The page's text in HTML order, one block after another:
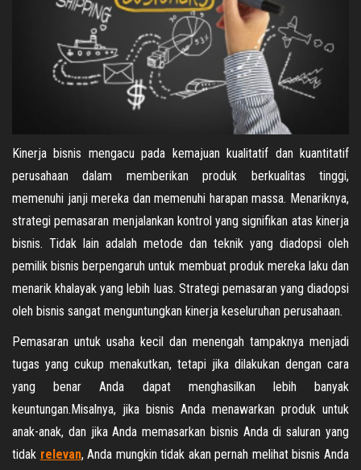
Kinerja bisnis mengacu pada kemajuan kualitatif dan kuantitatif
perusahaan dalam memberikan produk berkualitas tinggi,
memenuhi janji mereka dan memenuhi harapan massa. Menariknya,
strategi pemasaran menjalankan kontrol yang signifikan atas kinerja
bisnis. Tidak lain adalah metode dan teknik yang diadopsi oleh
pemilik bisnis berpengaruh untuk membuat produk mereka laku dan
menarik khalayak yang lebih luas. Strategi pemasaran yang diadopsi
oleh bisnis sangat menguntungkan kinerja keseluruhan perusahaan.
Pemasaran untuk usaha kecil dan menengah tampaknya menjadi
tugas yang cukup menakutkan, tetapi jika dilakukan dengan cara
yang benar Anda dapat menghasilkan lebih banyak
keuntungan.Misalnya, jika bisnis Anda menawarkan produk untuk
anak-anak, dan jika Anda memasarkan bisnis Anda di saluran yang
tidak relevan, Anda mungkin tidak akan pernah melihat bisnis Anda